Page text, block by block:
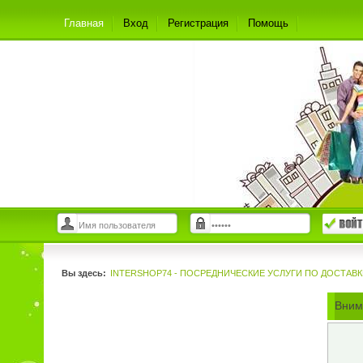
Главная Вход Регистрация Помощь
Вы здесь: INTERSHOP74 - ПОСРЕДНИЧЕСКИЕ УСЛУГИ ПО